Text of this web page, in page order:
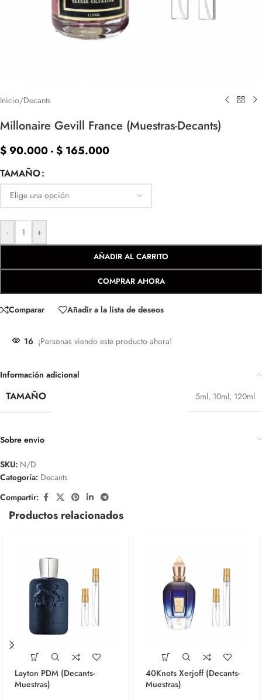
Inicio/Decants
Millonaire Gevill France (Muestras-Decants)
$ 90.000-$ 165.000
TAMAÑO
- +
AÑADIR AL CARRITO
COMPRAR AHORA
Comparar Añadir a la lista de deseos
16 ¡Personas viendo este producto ahora!
Información adicional
TAMAÑO 5ml, 10ml, 120ml
Sobre envio
SKU: N/D
Categoría: Decants
Compartir:
Productos relacionados
Layton PDM (Decants-
Muestras)
40Knots Xerjoff (Decants-
Muestras)